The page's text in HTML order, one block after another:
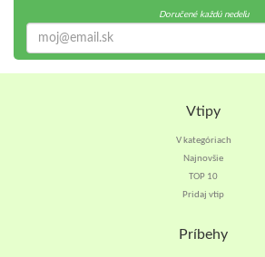
Doručené každú nedeľu
Vtipy
V kategóriach
Najnovšie
TOP 10
Pridaj vtip
Príbehy